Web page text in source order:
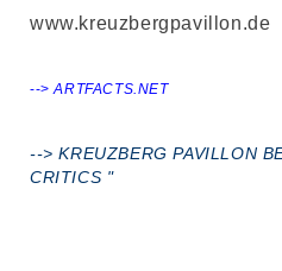
www.kreuzbergpavillon.de
-->ARTFACTS.NET
--> KREUZBERG PAVILLON
CRITICS "